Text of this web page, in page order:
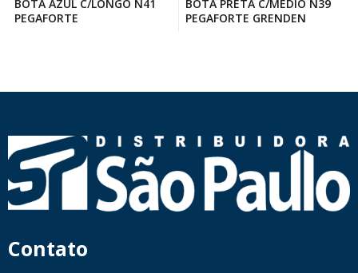
BOTA AZUL C/LONGO N41
PEGAFORTE
BOTA PRETA C/MEDIO N39
PEGAFORTE GRENDEN
Contato